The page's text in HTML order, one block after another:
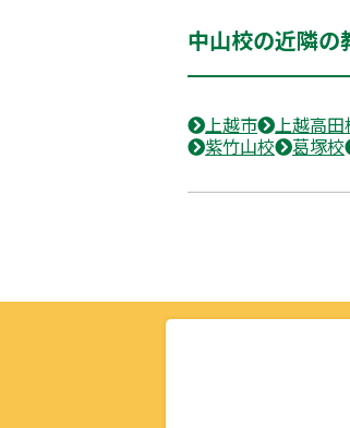
中山校の近隣の
上越市 上越高田
紫竹山校
葛塚校